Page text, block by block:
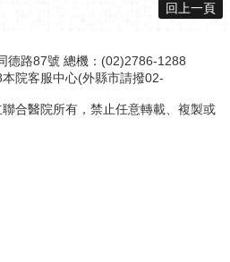
回上一頁
德路87號 總機：(02)2786-1288
院客服中心(外縣市請撥02-
合醫院所有，禁止任意轉載、複製或